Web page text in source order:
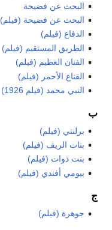
البحث عن فضيحة
البحث عن فضيحة (فيلم)
الدفاع (فيلم)
الطريق المستقيم (فيلم)
الفنان العظيم (فيلم)
القناع الأحمر (فيلم)
النبي محمد (فيلم 1926)
ب
برلنتي (فيلم)
بنات الريف (فيلم)
بنت ذوات (فيلم)
بيومي أفندي (فيلم)
ج
جوهرة (فيلم)